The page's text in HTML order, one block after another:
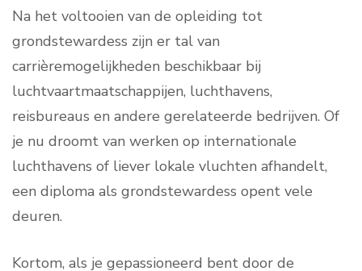
Na het voltooien van de opleiding tot
grondstewardess zijn er tal van
carrièremogelijkheden beschikbaar bij
luchtvaartmaatschappijen, luchthavens,
reisbureaus en andere gerelateerde bedrijven. Of
je nu droomt van werken op internationale
luchthavens of liever lokale vluchten afhandelt,
een diploma als grondstewardess opent vele
deuren.
Kortom, als je gepassioneerd bent door de